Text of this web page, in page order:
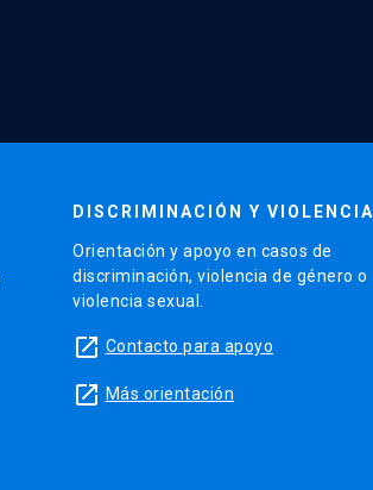
DISCRIMINACIÓN Y VIOLENCIA
Orientación y apoyo en casos de
discriminación, violencia de género o
violencia sexual.
launch Contacto para apoyo
launch Más orientación